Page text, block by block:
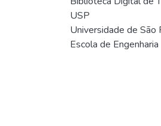
USP
Universidade de São
Escola de